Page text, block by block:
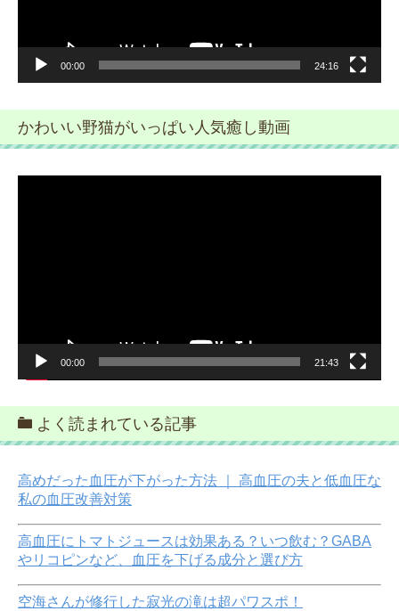
00:00 24:16
かわいい野猫がいっぱい人気癒し動画
00:00 21:43
よく読まれている記事
高めだった血圧が下がった方法 ｜ 高血圧の夫と低血圧な
私の血圧改善対策
高血圧にトマトジュースは効果ある？いつ飲む？GABA
やリコピンなど、血圧を下げる成分と選び方
空海さんが修行した寂光の滝は超パワスポ！